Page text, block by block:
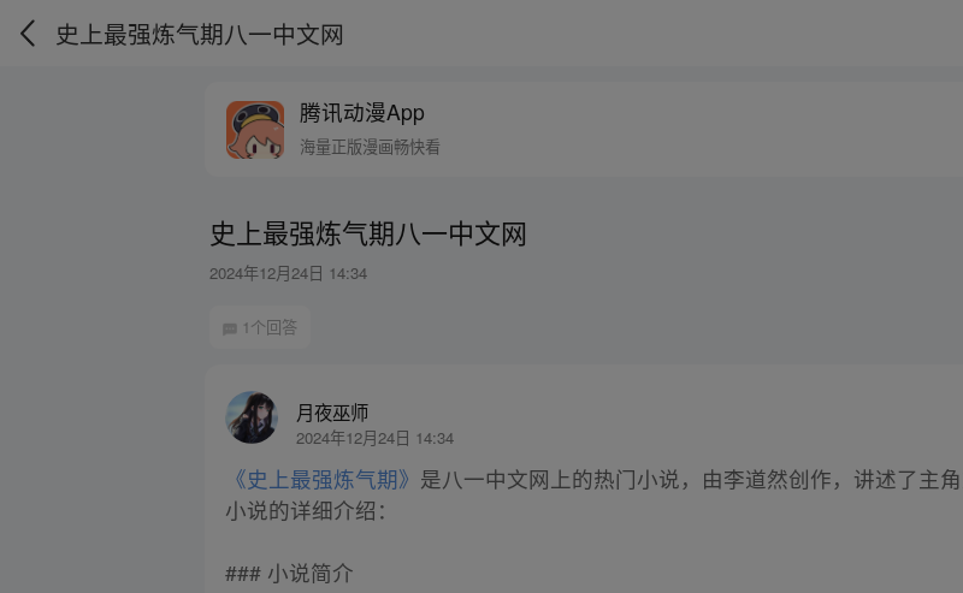
史上最强炼气期八一中文网
腾讯动漫App
海量正版漫画畅快看
史上最强炼气期八一中文网
2024年12月24日 14:34
1个回答
月夜巫师
2024年12月24日 14:34
《史上最强炼气期》 是八一中文网上的热门小说，由李道然创作，讲述了主
小说的详细介绍：
### 小说简介